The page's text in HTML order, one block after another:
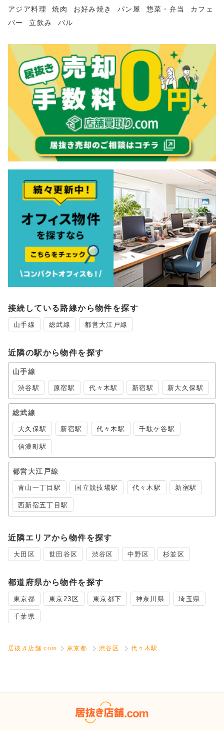
アジア料理
焼肉 お好み焼き パン屋 惣菜・弁当
カフェ
バー
立飲み バル
接続している路線から物件を探す
山手線 総武線 都営大江戸線
近隣の駅から物件を探す
山手線
渋谷駅 原宿駅 代々木駅 新宿駅 新大久保駅
総武線
大久保駅 新宿駅 代々木駅 千駄ケ谷駅
信濃町駅
都営大江戸線
青山一丁目駅 国立競技場駅 代々木駅 新宿駅
西新宿五丁目駅
近隣エリアから物件を探す
大田区 世田谷区 渋谷区 中野区 杉並区
都道府県から物件を探す
東京都 東京23区 東京都下 神奈川県 埼玉県
千葉県
居抜き店舗.com 東京都 渋谷区 代々木駅